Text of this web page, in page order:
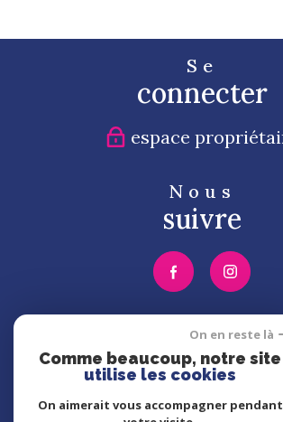
Se
connecter
espace
Nous
suivre
Nous
adhérons
On en reste là
Comme beaucoup, notre site
utilise les cookies
On aimerait vous accompagner pendant